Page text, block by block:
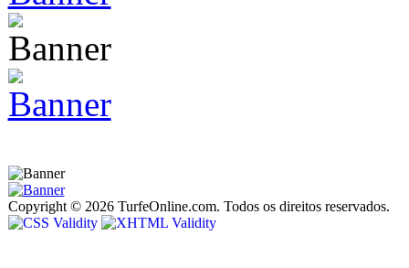
Copyright © 2026 TurfeOnline.com. Todos os direitos reservados.